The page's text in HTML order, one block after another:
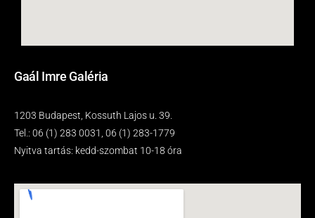
Gaál Imre Galéria
1203 Budapest, Kossuth Lajos u. 39.
Tel.: 06 (1) 283 0031, 06 (1) 283-1779
Nyitva tartás: kedd-szombat 10-18 óra